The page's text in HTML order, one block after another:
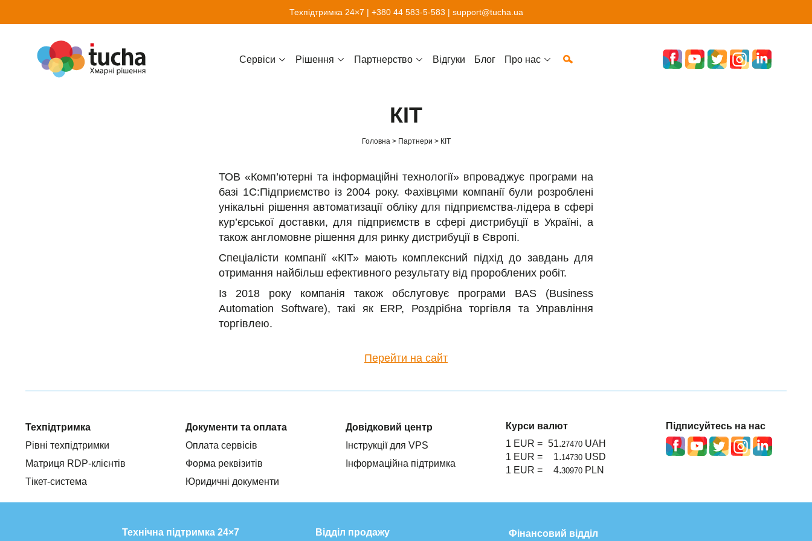
Техпідтримка 24×7 | +380 44 583-5-583 | support@tucha.ua
Cервіси Рішення Партнерство Відгуки Блог Про нас
КІТ
Головна Партнери КІТ
ТОВ «Комп’ютерні та інформаційні технології» впроваджує програми на
базі 1С:Підприємство із 2004 року. Фахівцями компанії були розроблені
унікальні рішення автоматизації обліку для підприємства-лідера в сфері
кур’єрської доставки, для підприємств в сфері дистрибуції в Україні, а
також англомовне рішення для ринку дистрибуції в Європі.
Спеціалісти компанії «КІТ» мають комплексний підхід до завдань для
отримання найбільш ефективного результату від пророблених робіт.
Із 2018 року компанія також обслуговує програми BAS (Business
Automation Software), такі як ERP, Роздрібна торгівля та Управління
торгівлею.
Перейти на сайт
Техпідтримка
Рівні техпідтримки
Матриця RDP-клієнтів
Тікет-система
Документи та оплата
Оплата сервісів
Форма реквізитів
Юридичні документи
Довідковий центр
Інструкції для VPS
Інформаційна підтримка
Курси валют
1 EUR = 51.27470 UAH
1 EUR =
1.14730 USD
1 EUR =
4.30970 PLN
Підписуйтесь на нас
Технічна підтримка 24×7 Відділ продажу Фінансовий відділ